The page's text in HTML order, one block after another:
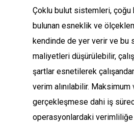
Çoklu bulut sistemleri,
bulunan esneklik ve
kendinde de yer verir ve bu
maliyetleri düşürülebilir,
şartlar esnetilerek
verim alınılabilir.
gerçekleşmese dahi iş
operasyonlardaki